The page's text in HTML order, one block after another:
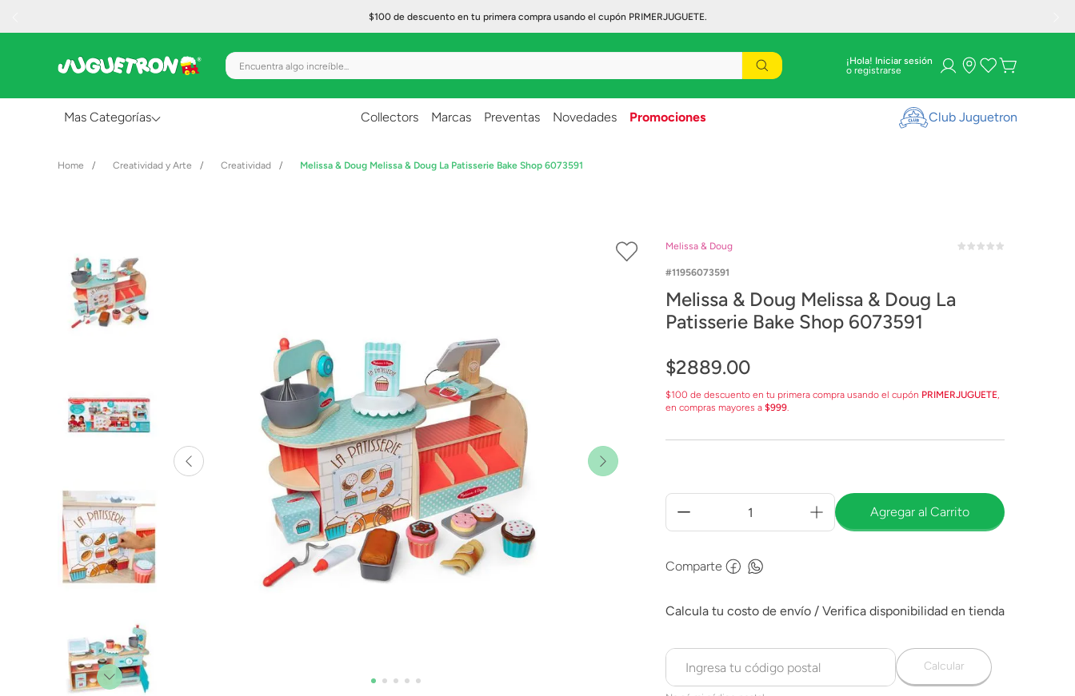
$100 de descuento en tu primera compra usando el cupón PRIMERJUGUETE.
Encuentra algo increíble... ¡Hola! Iniciar sesión
Mas Categorías
Figuras de Acción
Gadgets y Electrónicos
Muñecas
Construcción
Vehículos y Pistas
Collectors Marcas Preventas Novedades Promociones Club Juguetron
Creatividad y Arte Creatividad Melissa & Doug Melissa & Doug La Patisserie Bake Shop 6073591
Melissa & Doug
11956073591
Melissa & Doug Melissa & Doug La
Patisserie Bake Shop 6073591
$2889.00
$100 de descuento en tu primera compra usando el cupón PRIMERJUGUETE,
en compras mayores a $999.
Agregar al Carrito
Comparte
Calcular